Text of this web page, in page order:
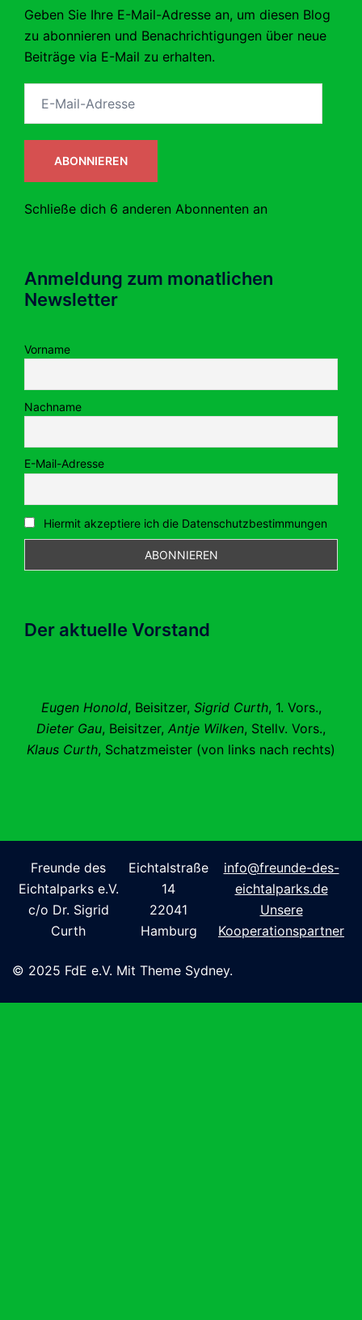
Geben Sie Ihre E-Mail-Adresse an, um diesen Blog
zu abonnieren und Benachrichtigungen über neue
Beiträge via E-Mail zu erhalten.
Mail-
ABONNIEREN
Schließe dich 6 anderen Abonnenten an
Anmeldung zum monatlichen
Newsletter
Vorname
Nachname
E-Mail-Adresse
Hiermit akzeptiere ich die Datenschutzbestimmungen
Der aktuelle Vorstand
Eugen Honold, Beisitzer, Sigrid Curth, 1. Vors.,
Dieter Gau, Beisitzer, Antje Wilken, Stellv. Vors.,
Klaus Curth, Schatzmeister (von links nach rechts)
Freunde des
Eichtalparks e.V.
c/o Dr. Sigrid
Curth
Eichtalstraße
14
22041
Hamburg
info@freunde-des-
eichtalparks.de
Unsere
Kooperationspartner
© 2025 FdE e.V. Mit Theme Sydney.